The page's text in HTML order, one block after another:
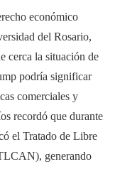
económico
del Rosario,
cerca la situación de
podría significar
comerciales y
recordó que durante
el Tratado de Libre
generando